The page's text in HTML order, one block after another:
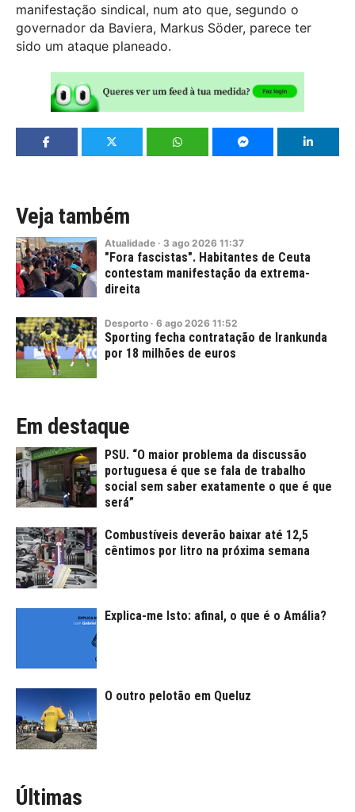
manifestação sindical, num ato que, segundo o
governador da Baviera, Markus Söder, parece ter
sido um ataque planeado.
Veja também
Atualidade · 3 ago 2026 11:37
"Fora fascistas". Habitantes de Ceuta
contestam manifestação da extrema-
direita
Desporto · 6 ago 2026 11:52
Sporting fecha contratação de Irankunda
por 18 milhões de euros
Em destaque
PSU. “O maior problema da discussão
portuguesa é que se fala de trabalho
social sem saber exatamente o que é que
será”
Combustíveis deverão baixar até 12,5
cêntimos por litro na próxima semana
Explica-me Isto: afinal, o que é o Amália?
O outro pelotão em Queluz
Últimas